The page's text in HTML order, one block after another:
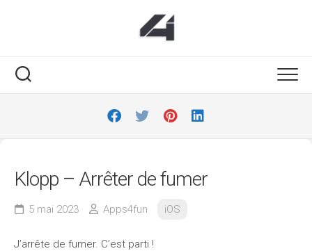
Klopp – Arrêter de fumer
5 mai 2023 Apps4fun iOS
J’arrête de fumer. C’est parti !